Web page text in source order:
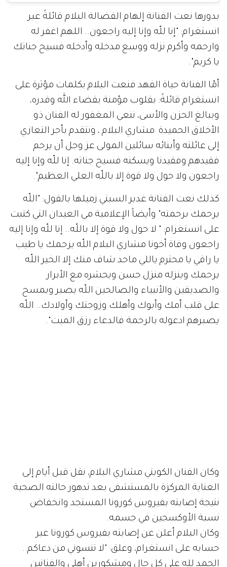
بدورها نعت الفنانة إلهام الفضالة البلام قائلةً عبر
انستغرام: "إنا للّه وإنا إليه راجعون.. اللهم اغفر له
وارحمه وأكرم نزله ووسع مدخله وأدخله فسيح جناتك
يا كريم".
أمّا الفنانة حياة الفهد فنعت البلام بكلمات مؤثرة على
انستغرام قائلةً: بقلوب مؤمنة بقضاء الله وقدره،
وببالغ الحزن والأسى، ننعي المغفور له الفنان ذو
الأخلاق الحميدة مشاري البلام ، ونتقدم بأحر التعازي
إلى عائلته وأبنائه سائلين المولى عز وجل أن يرحم
فقيدهم وفقيدنا ويسكنه فسيح جناته. إنا للّه وإنا إليه
راجعون ولا حول ولا قوة إلا باللّه العلي العظيم".
كذلك نعت الفنانة غدير السبتي زميلها بالقول: "اللّه
يرحمك برحمته" وأيضاً الإعلامية مي العيدان التي كتبت
على انستغرام: " لا حول ولا قوة إلا باللّه.. إنا للّه وإنا إليه
راجعون وفاة أخونا مشاري البلام اللّه يرحمك يا طيب
يا راقي يا محترم ياللي ماحد شاف منك إلا الخير اللّه
يرحمك وينزله منزل حسن ويحشره مع الأبرار
والصديقين والأنبياء والصالحين اللّه يصبر ويمسح
على قلب أمك وأبوك وأهلك وزوجتك وأولادك.. اللّه
يصبرهم ادعوله بالرحمة فالدعاء رزق الميت".
وكان الفنان الكويتي مشاري البلام، نقل قبل أيام إلى
العناية المركزة بالمستشفى بعد تدهور حالته الصحية
نتيجة إصابته بفيروس كورونا المستجد وانخفاض
نسبة الأوكسجين في جسمه.
وكان البلام أعلن عن إصابته بفيروس كورونا عبر
حسابه على انستغرام، وعلق: "لا تنسوني من دعاكم..
الحمد لله على كل حال ومشكورين أهلي والفنانين